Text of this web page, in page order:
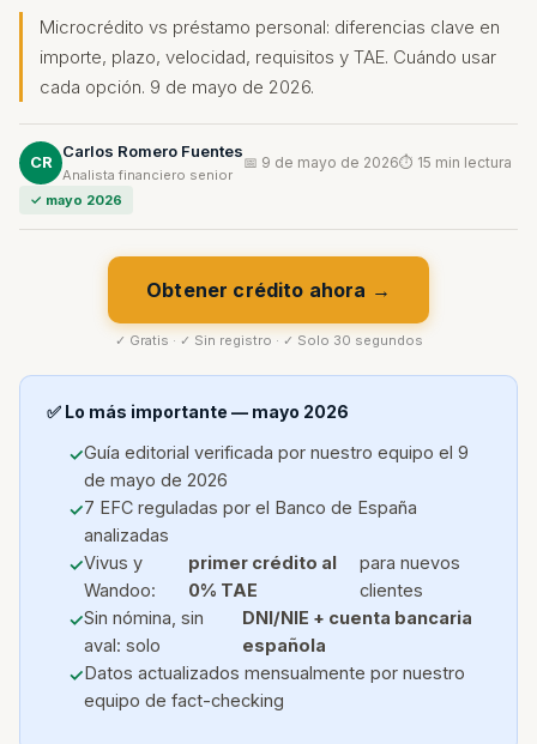
Microcrédito vs préstamo personal: diferencias clave en
importe, plazo, velocidad, requisitos y TAE. Cuándo usar
cada opción. 9 de mayo de 2026.
CR
Carlos Romero Fuentes
Analista financiero senior
📅 9 de mayo de 2026⏱ 15 min lectura
✓ mayo 2026
Obtener crédito ahora →
✓ Gratis · ✓ Sin registro · ✓ Solo 30 segundos
✅ Lo más importante — mayo 2026
Guía editorial verificada por nuestro equipo el 9
de mayo de 2026
7 EFC reguladas por el Banco de España
analizadas
Vivus y
Wandoo:
primer crédito al
0% TAE
para nuevos
clientes
Sin nómina, sin
aval: solo
DNI/NIE + cuenta bancaria
española
Datos actualizados mensualmente por nuestro
equipo de fact-checking